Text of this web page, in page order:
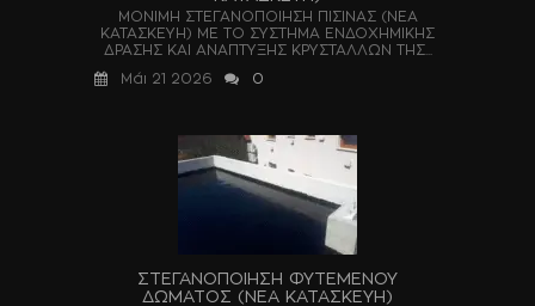
ΜΟΝΙΜΗ ΣΤΕΓΑΝΟΠΟΙΗΣΗ ΠΙΣΙΝΑΣ (ΝΕΑ
ΚΑΤΑΣΚΕΥΗ) ΜΕ ΤΟ ΣΥΣΤΗΜΑ ΕΝΔΟΧΗΜΙΚΗΣ
ΔΡΑΣΗΣ ΚΑΙ ΑΝΑΠΤΥΞΗΣ ΚΡΥΣΤΑΛΛΩΝ ΤΗΣ...
Μάι 21 2026
0
ΣΤΕΓΑΝΟΠΟΙΗΣΗ ΦΥΤΕΜΕΝΟΥ
ΔΩΜΑΤΟΣ (ΝΕΑ ΚΑΤΑΣΚΕΥΗ)